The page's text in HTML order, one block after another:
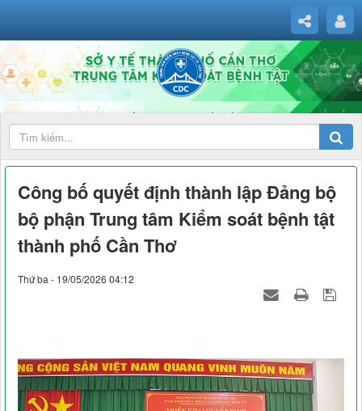
Công bố quyết định thành lập Đảng bộ
bộ phận Trung tâm Kiểm soát bệnh tật
thành phố Cần Thơ
Thứ ba - 19/05/2026 04:12